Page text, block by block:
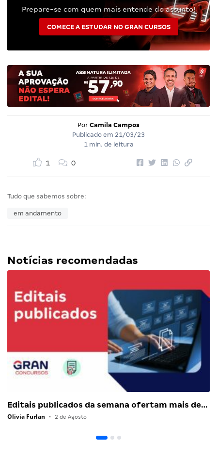
Prepare-se com quem mais entende do assunto!
COMECE A ESTUDAR NO GRAN CURSOS
Por Camila Campos
Publicado em 21/03/23
1 min. de leitura
1 0
Tudo que sabemos sobre:
em andamento
Notícias recomendadas
Editais publicados da semana ofertam mais de…
Olivia Furlan • 2 de Agosto